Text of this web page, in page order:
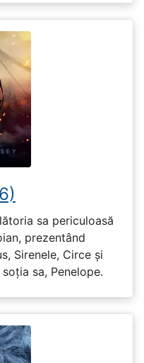
sa periculoasă
prezentând
Sirenele, Circe și
sa, Penelope.